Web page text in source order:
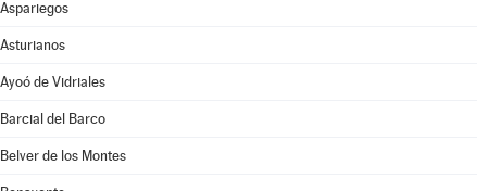
Aspariegos
Asturianos
Ayoó de Vidriales
Barcial del Barco
Belver de los Montes